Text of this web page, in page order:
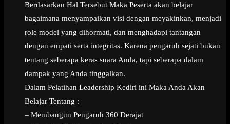
Berdasarkan Hal Tersebut Maka Peserta akan belajar
bagaimana menyampaikan visi dengan meyakinkan, menjadi
role model yang dihormati, dan menghadapi tantangan
dengan empati serta integritas. Karena pengaruh sejati bukan
tentang seberapa keras suara Anda, tapi seberapa dalam
dampak yang Anda tinggalkan.
Dalam Pelatihan Leadership Kediri ini Maka Anda Akan
Belajar Tentang :
– Membangun Pengaruh 360 Derajat